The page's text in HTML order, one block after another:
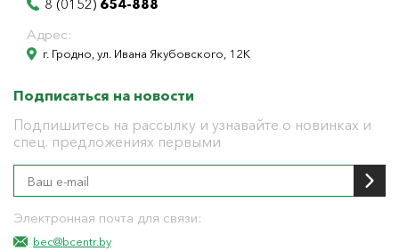
8 (0152) 654-888
Адрес:
г. Гродно, ул. Ивана Якубовского, 12К
Подписаться на новости
Подпишитесь на рассылку и узнавайте о новинках и
спец. предложениях первыми
Электронная почта для связи:
bec@bcentr.by